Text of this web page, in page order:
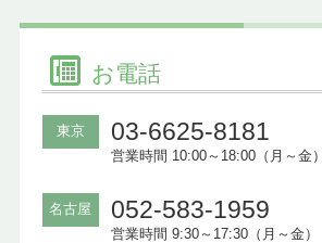
お電話
東京 03-6625-8181
営業時間 10:00～18:00（月～金）
名古屋 052-583-1959
営業時間 9:30～17:30（月～金）